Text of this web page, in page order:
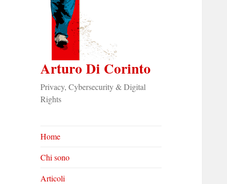
Arturo Di Corinto
Privacy, Cybersecurity & Digital
Rights
Home
Chi sono
Articoli